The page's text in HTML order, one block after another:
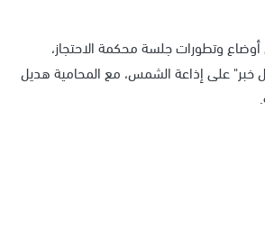
وتطورات جلسة محكمة الاحتجاز،
خبر" على إذاعة الشمس، مع المحامية هديل